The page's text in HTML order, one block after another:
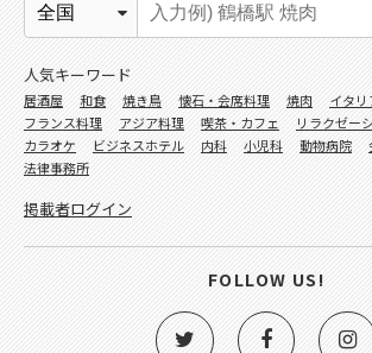
人気キーワード
居酒屋 和食 焼き鳥 懐石・会席料理 焼肉
イタ
フランス料理
アジア料理 喫茶・カフェ リラクゼー
カラオケ
ビジネスホテル 内科 小児科 動物病院
法律事務所
掲載者ログイン
FOLLOW US!